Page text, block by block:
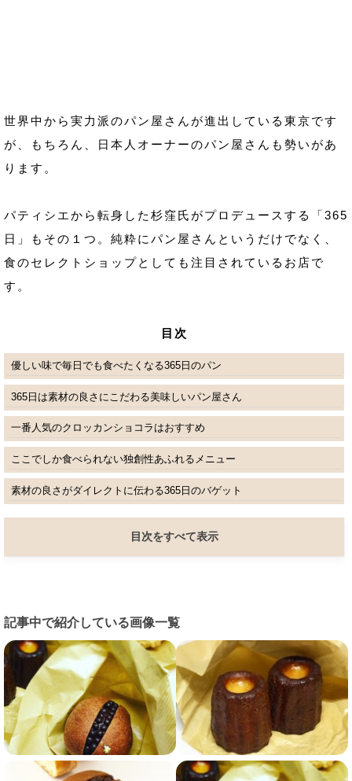
世界中から実力派のパン屋さんが進出している東京です
が、もちろん、日本人オーナーのパン屋さんも勢いがあ
ります。
パティシエから転身した杉窪氏がプロデュースする「365
日」もその１つ。純粋にパン屋さんというだけでなく、
食のセレクトショップとしても注目されているお店で
す。
目次
優しい味で毎日でも食べたくなる365日のパン
365日は素材の良さにこだわる美味しいパン屋さん
一番人気のクロッカンショコラはおすすめ
ここでしか食べられない独創性あふれるメニュー
素材の良さがダイレクトに伝わる365日のバゲット
目次をすべて表示
記事中で紹介している画像一覧